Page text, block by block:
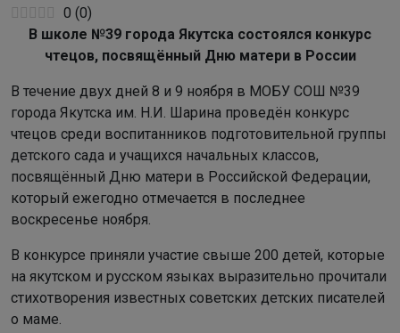
0 (0)
В школе №39 города Якутска состоялся конкурс
чтецов, посвящённый Дню матери в России
В течение двух дней 8 и 9 ноября в МОБУ СОШ №39
города Якутска им. Н.И. Шарина проведён конкурс
чтецов среди воспитанников подготовительной группы
детского сада и учащихся начальных классов,
посвящённый Дню матери в Российской Федерации,
который ежегодно отмечается в последнее
воскресенье ноября.
В конкурсе приняли участие свыше 200 детей, которые
на якутском и русском языках выразительно прочитали
стихотворения известных советских детских писателей
о маме.